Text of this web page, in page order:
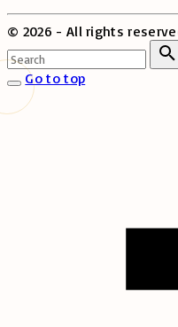
© 2026 - All rights
Go to top